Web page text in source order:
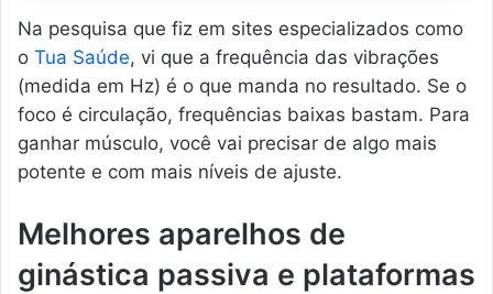
Na pesquisa que fiz em sites especializados como
o Tua Saúde, vi que a frequência das vibrações
(medida em Hz) é o que manda no resultado. Se o
foco é circulação, frequências baixas bastam. Para
ganhar músculo, você vai precisar de algo mais
potente e com mais níveis de ajuste.
Melhores aparelhos de
ginástica passiva e plataformas